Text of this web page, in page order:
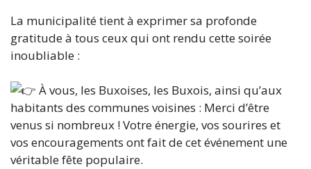
La municipalité tient à exprimer sa profonde
gratitude à tous ceux qui ont rendu cette soirée
inoubliable :
À vous, les Buxoises, les Buxois, ainsi qu’aux
habitants des communes voisines : Merci d’être
venus si nombreux ! Votre énergie, vos sourires et
vos encouragements ont fait de cet événement une
véritable fête populaire.